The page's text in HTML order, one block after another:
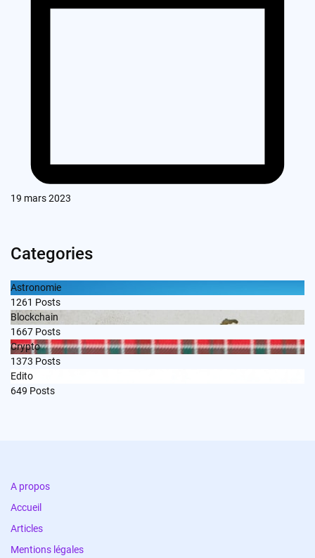
19 mars 2023
Categories
Astronomie
1261 Posts
Blockchain
1667 Posts
Crypto
1373 Posts
Edito
649 Posts
A propos
Accueil
Articles
Mentions légales